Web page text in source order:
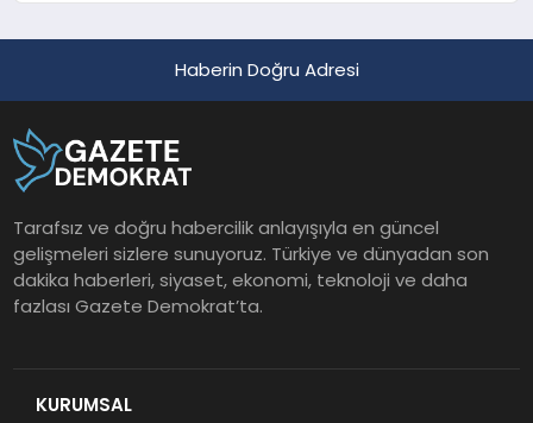
Haberin Doğru Adresi
Tarafsız ve doğru habercilik anlayışıyla en güncel
gelişmeleri sizlere sunuyoruz. Türkiye ve dünyadan son
dakika haberleri, siyaset, ekonomi, teknoloji ve daha
fazlası Gazete Demokrat’ta.
KURUMSAL